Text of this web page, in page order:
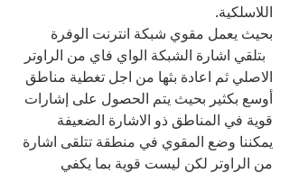
اللاسلكية.
بحيث يعمل مقوي شبكة انترنت الوفرة
بتلقي اشارة الشبكة الواي فاي من الراوتر
الاصلي ثم اعادة بثها من اجل تغطية مناطق
أوسع بكثير بحيث يتم الحصول على إشارات
قوية في المناطق ذو الاشارة الضعيفة
يمكننا وضع المقوي في منطقة تتلقى اشارة
من الراوتر لكن ليست قوية بما يكفي